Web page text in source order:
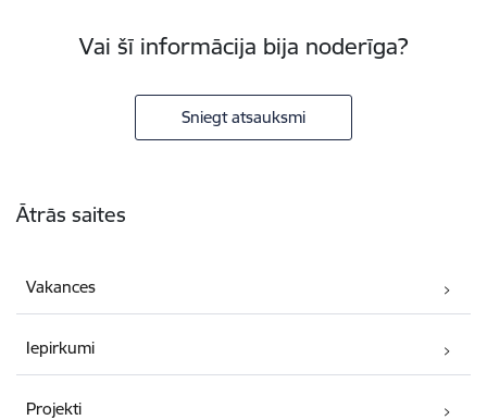
Vai šī informācija bija noderīga?
Sniegt atsauksmi
Ātrās saites
Vakances
Iepirkumi
Projekti